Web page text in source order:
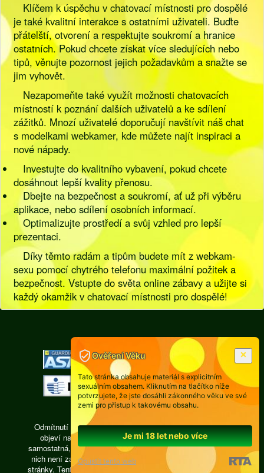
Klíčem k úspěchu v chatovací místnosti pro dospělé
je také kvalitní interakce s ostatními uživateli. Buďte
přátelští, otvorení a respektujte soukromí a hranice
ostatních. Pokud chcete získat více sledujících nebo
tipů, věnujte pozornost jejich požadavkům a snažte se
jim vyhovět.
Nezapomeňte také využít možnosti chatovacích
místností k poznání dalších uživatelů a ke sdílení
zážitků. Mnozí uživatelé doporučují navštívit náš chat
s modelkami webkamer, kde můžete najít inspiraci a
nové nápady.
Investujte do kvalitního vybavení, pokud chcete
dosáhnout lepší kvality přenosu.
Dbejte na bezpečnost a soukromí, ať už při výběru
aplikace, nebo sdílení osobních informací.
Optimalizujte prostředí a svůj vzhled pro lepší
prezentaci.
Díky těmto radám a tipům budete mít z webkam-
sexu pomocí chytrého telefonu maximální požitek a
bezpečnost. Vstupte do světa online zábavy a užijte si
každý okamžik v chatovací místnosti pro dospělé!
]
Odmítnutí odpovědnosti: Každá osoba, jejíž fotografie se
objeví na videochatu isexy.cz, je právně zodpovědná,
samostatná, pracuje ze vzdálené privátní místnosti, žádná z
nich není zaměstnancem a subdodavatelům provozovatele
stránky. Tento web je interaktivní a přispívat či inzerovat zde
Ověření Věku
Tato stránka obsahuje materiál s explicitním
sexuálním obsahem. Kliknutím na tlačítko níže
potvrzujete, že jste dosáhli zákonného věku ve své
zemi pro přístup k takovému obsahu.
Je mi 18 let nebo více
Opustit tento web